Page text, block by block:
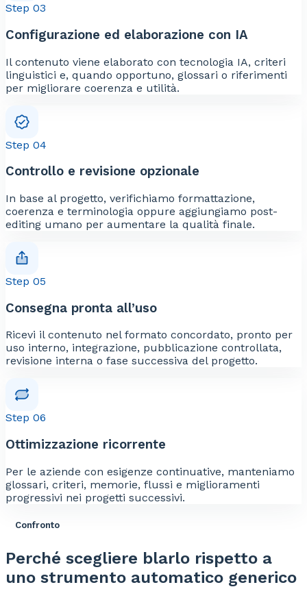
Step 03
Configurazione ed elaborazione con IA
Il contenuto viene elaborato con tecnologia IA, criteri
linguistici e, quando opportuno, glossari o riferimenti
per migliorare coerenza e utilità.
Step 04
Controllo e revisione opzionale
In base al progetto, verifichiamo formattazione,
coerenza e terminologia oppure aggiungiamo post-
editing umano per aumentare la qualità finale.
Step 05
Consegna pronta all’uso
Ricevi il contenuto nel formato concordato, pronto per
uso interno, integrazione, pubblicazione controllata,
revisione interna o fase successiva del progetto.
Step 06
Ottimizzazione ricorrente
Per le aziende con esigenze continuative, manteniamo
glossari, criteri, memorie, flussi e miglioramenti
progressivi nei progetti successivi.
Confronto
Perché scegliere blarlo rispetto a
uno strumento automatico generico